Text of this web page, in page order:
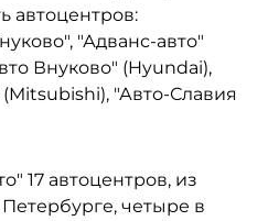
автоцентров:
"Адванс-авто"
Внуково" (Hyundai),
"Авто-Славия
17 автоцентров, из
Петербурге, четыре в